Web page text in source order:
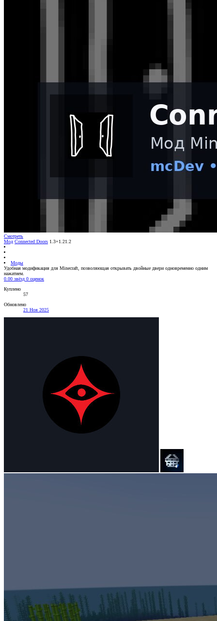
Смотреть
Мод Connected Doors 1.3+1.21.2
Моды
Удобная модификация для Minecraft, позволяющая открывать двойные двери одновременно одним
нажатием.
0.00 звёзд 0 оценок
Куплено
57
Обновлено
21 Ноя 2025